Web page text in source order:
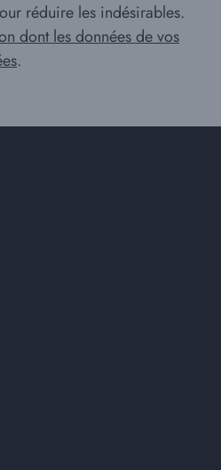
réduire les indésirables.
dont les données de vos
.